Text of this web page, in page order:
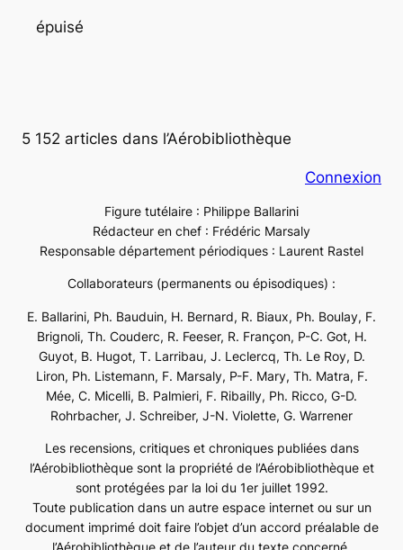
épuisé
5 152 articles dans l’Aérobibliothèque
Connexion
Figure tutélaire : Philippe Ballarini
Rédacteur en chef : Frédéric Marsaly
Responsable département périodiques : Laurent Rastel
Collaborateurs (permanents ou épisodiques) :
E. Ballarini, Ph. Bauduin, H. Bernard, R. Biaux, Ph. Boulay, F.
Brignoli, Th. Couderc, R. Feeser, R. Françon, P-C. Got, H.
Guyot, B. Hugot, T. Larribau, J. Leclercq, Th. Le Roy, D.
Liron, Ph. Listemann, F. Marsaly, P-F. Mary, Th. Matra, F.
Mée, C. Micelli, B. Palmieri, F. Ribailly, Ph. Ricco, G-D.
Rohrbacher, J. Schreiber, J-N. Violette, G. Warrener
Les recensions, critiques et chroniques publiées dans
l’Aérobibliothèque sont la propriété de l’Aérobibliothèque et
sont protégées par la loi du 1er juillet 1992.
Toute publication dans un autre espace internet ou sur un
document imprimé doit faire l’objet d’un accord préalable de